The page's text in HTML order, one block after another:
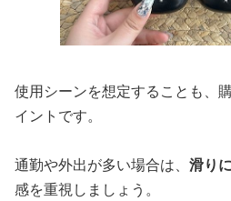
使用シーンを想定することも、
イントです。
通勤や外出が多い場合は、 滑り
感を重視しましょう。